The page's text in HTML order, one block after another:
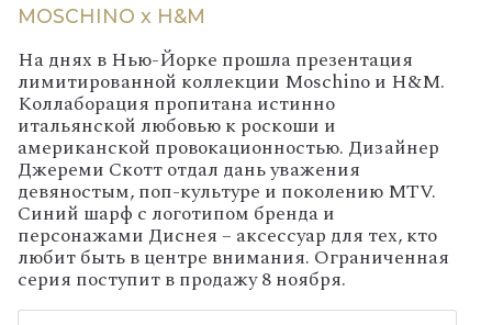
MOSCHINO x H&M
На днях в Нью-Йорке прошла презентация
лимитированной коллекции Moschino и H&M.
Коллаборация пропитана истинно
итальянской любовью к роскоши и
американской провокационностью. Дизайнер
Джереми Скотт отдал дань уважения
девяностым, поп-культуре и поколению MTV.
Синий шарф с логотипом бренда и
персонажами Диснея – аксессуар для тех, кто
любит быть в центре внимания. Ограниченная
серия поступит в продажу 8 ноября.